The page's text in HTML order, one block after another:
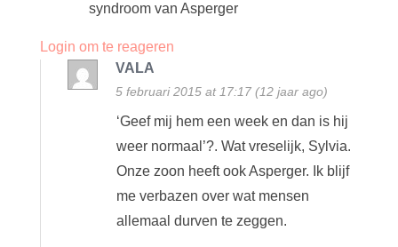
syndroom van Asperger
Login om te reageren
VALA
5 februari 2015 at 17:17 (12 jaar ago)
‘Geef mij hem een week en dan is hij
weer normaal’?. Wat vreselijk, Sylvia.
Onze zoon heeft ook Asperger. Ik blijf
me verbazen over wat mensen
allemaal durven te zeggen.